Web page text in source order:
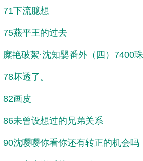
71下流臆想
75燕平王的过去
糜艳破絮·沈知婴番外（四）7400珠
78坏透了。
82画皮
86未曾设想过的兄弟关系
90沈嘤嘤你看你还有转正的机会吗